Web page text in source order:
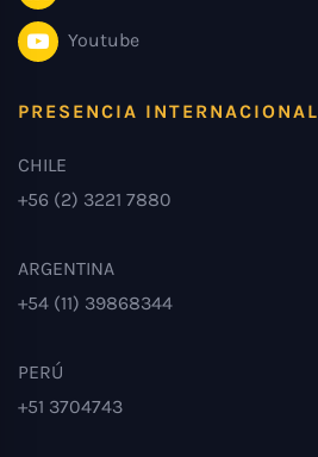
Youtube
PRESENCIA INTERNACIONAL
CHILE
+56 (2) 3221 7880
ARGENTINA
+54 (11) 39868344
PERÚ
+51 3704743